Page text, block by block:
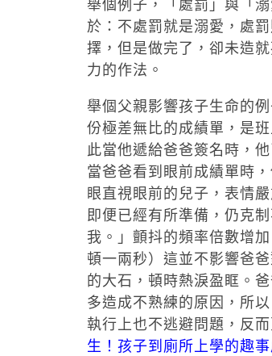
舉個例子，「處罰」與「
於：不處罰就是溺愛，處
擇，但是做完了，卻未造
力的作法。
舉個父親影響孩子生命的
份極差無比的成績單，是
此當他遞給爸爸簽名時，
當爸爸看到眼前成績單時
眼直視眼前的兒子，表情
即便已經有所準備，仍克
我。」顫抖的頻率倍數增
頓一兩秒）這並不影響爸
的大石，頓時熱淚盈眶。
多造成不熟練的原因，所
執行上也不逃避問題，反
生！孩子到廁所上學的趣